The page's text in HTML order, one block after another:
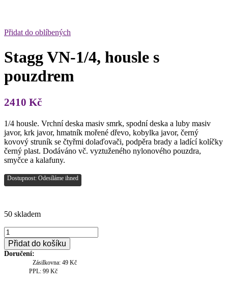
Přidat do oblíbených
Stagg VN-1/4, housle s
pouzdrem
2410 Kč
1/4 housle. Vrchní deska masiv smrk, spodní deska a luby masiv
javor, krk javor, hmatník mořené dřevo, kobylka javor, černý
kovový struník se čtyřmi dolaďovači, podpěra brady a ladící kolíčky
černý plast. Dodáváno vč. vyztuženého nylonového pouzdra,
smyčce a kalafuny.
Dostupnost: Odesíláme ihned
50 skladem
Stagg
VN-
1/4,
housle
Přidat do košíku
Doručení:
Zásilkovna: 49 Kč
PPL: 99 Kč